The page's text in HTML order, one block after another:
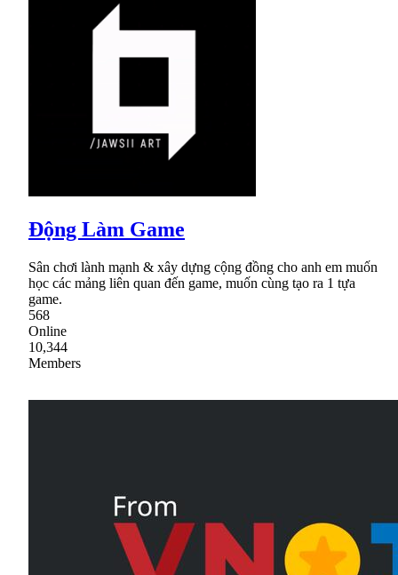
Động Làm Game
Sân chơi lành mạnh & xây dựng cộng đồng cho anh em muốn
học các mảng liên quan đến game, muốn cùng tạo ra 1 tựa
game.
568
Online
10,344
Members